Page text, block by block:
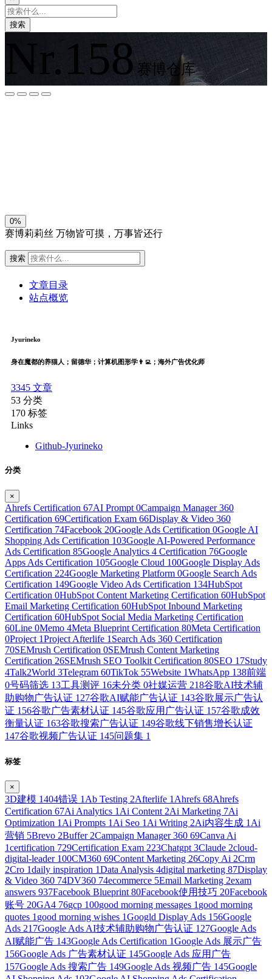
搜索
Nr.158 赛博仓库
0%
赛博莉莉丝 万物皆可摸，万事皆还行
搜索
文章目录
站点概览
Jyurineko
身在魔都的养猫人；留德华；计算机图形学👨‍💻；海外广告优化师
3345 文章
53 分类
170 标签
Links
Github-Jyurineko
分类
×
Ahrefs Certification 67AI Prompt 0Campaign Manager 360
Certification 69Certification Exam 66Display & Video 360
Certification 74Facebook 20Google Ads Certification 0Google AI
Shopping Ads Certification 103Google AI-Powered Performance
Ads Certification 85Google Analytics 4 Certification 76Google
Apps Ads Certification 105Google Cloud 100Google Display Ads
Certification 224Google Marketing Platform 0Google Search Ads
Certification 149Google Video Ads Certification 134HubSpot
Certification 0HubSpot Content Marketing Certification 60HubSpot
Email Marketing Certification 60HubSpot Inbound Marketing
Certification 60HubSpot Social Media Marketing Certification
60Line 0Memo 4Meta Blueprint Certification 80Meta Certification
0Project 1Project Afterlife 1 Search Ads 360 Certification
70SEMrush Certification 0SEMrush Content Marketing
Certification 26SEMrush SEO Toolkit Certification 80SEO 17Study
4Talk2World 3Telegram 60TikTok 55Website 1WhatsApp 138前端
0号码筛选 13工具测评 16未分类 0社媒运营 218谷歌AI技术辅
助购物广告认证 127谷歌AI赋能广告认证 143谷歌展示广告认
证 156谷歌广告素材认证 145谷歌应用广告认证 157谷歌成效
衡量认证 163谷歌搜索广告认证 149谷歌线下销售增长认证
147谷歌视频广告认证 145问题集 1
标签
×
3D建模 1404错误 1 Ab Testing 2Afterlife 1 Ahrefs 68Ahrefs
Certification 67Ai Analytics 1 Ai Content 2Ai Marketing 7Ai
Optimization 1 Ai Prompts 1 Ai Seo 1 Ai Writing 2Ai内容生成 1 Ai
营销 5Brevo 2Buffer 2Campaign Manager 360 69Canva Ai
1certification 729Certification Exam 223Chatgpt 3Claude 2cloud-
digital-leader 100CM360 69Content Marketing 26Copy Ai 2Crm
2Cro 1daily inspiration 1Data Analysis 4digital marketing 87Display
& Video 360 74DV360 74ecommerce 5Email Marketing 2exam
answers 937Facebook Blueprint 80Facebook使用技巧 20Facebook
账号 20GA4 76gcp 100good morning messages 1 good morning
quotes 1 good morning wishes 1Googld Display Ads 156Google
Ads 217Google Ads AI技术辅助购物广告认证 127Google Ads
AI赋能广告 143Google Ads Certification 1Google Ads 展示广告
156Google Ads 广告素材认证 145Google Ads 应用广告
157Google Ads 搜索广告 149Google Ads 视频广告 145Google